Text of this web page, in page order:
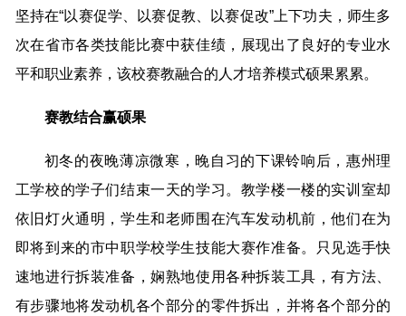
坚持在“以赛促学、以赛促教、以赛促改”上下功夫，师生多
次在省市各类技能比赛中获佳绩，展现出了良好的专业水
平和职业素养，该校赛教融合的人才培养模式硕果累累。
赛教结合赢硕果
初冬的夜晚薄凉微寒，晚自习的下课铃响后，惠州理
工学校的学子们结束一天的学习。教学楼一楼的实训室却
依旧灯火通明，学生和老师围在汽车发动机前，他们在为
即将到来的市中职学校学生技能大赛作准备。只见选手快
速地进行拆装准备，娴熟地使用各种拆装工具，有方法、
有步骤地将发动机各个部分的零件拆出，并将各个部分的